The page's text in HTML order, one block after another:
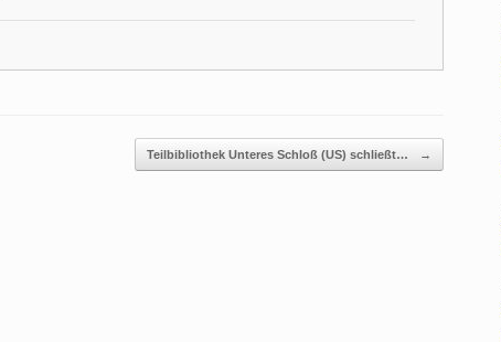
Teilbibliothek Unteres Schloß (US) schließt… →